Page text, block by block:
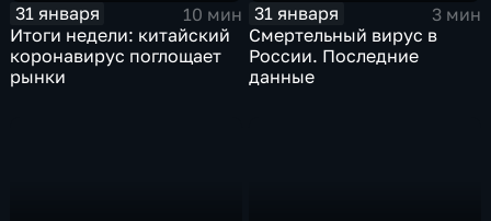
31 января
10 мин
Итоги недели: китайский
коронавирус поглощает
рынки
31 января
3 мин
Смертельный вирус в
России. Последние
данные